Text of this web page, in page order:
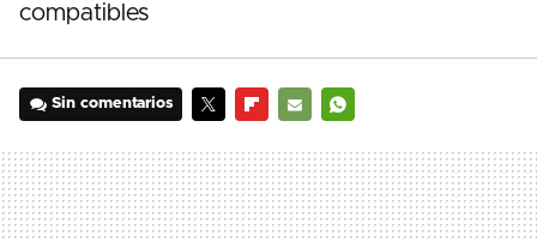
compatibles
Sin comentarios
MAIL